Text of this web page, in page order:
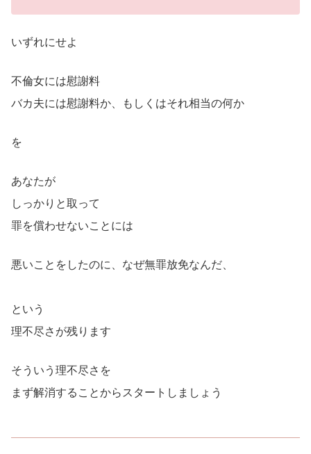
いずれにせよ
不倫女には慰謝料
バカ夫には慰謝料か、もしくはそれ相当の何か
を
あなたが
しっかりと取って
罪を償わせないことには
悪いことをしたのに、なぜ無罪放免なんだ、
という
理不尽さが残ります
そういう理不尽さを
まず解消することからスタートしましょう